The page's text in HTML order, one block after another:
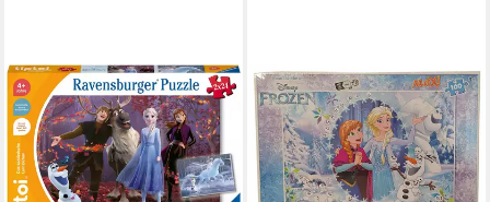
RAVENSBURGER
Puzzle tiptoi® Puzzle für
kleine Entdecker: Disney Die
Eiskönigin, 24 Puzzleteile, (2 x
24 Teile) Made in Europe
CLEMENTONI®
Puzzle Disney Frozen - Puzzle
- mit Anna, Elsa, und Sven,
Schneelandschaft, 1,
Puzzleteile